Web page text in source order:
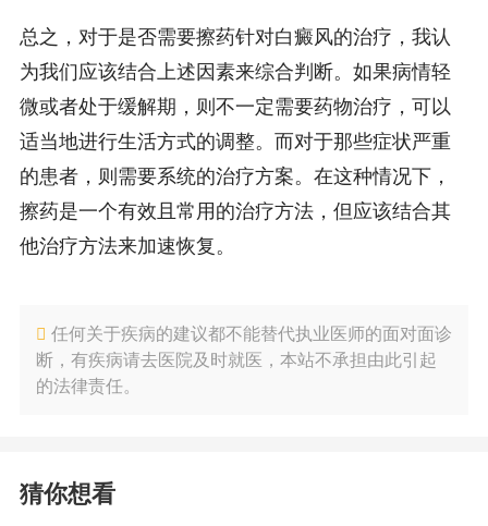
总之，对于是否需要擦药针对白癜风的治疗，我认
为我们应该结合上述因素来综合判断。如果病情轻
微或者处于缓解期，则不一定需要药物治疗，可以
适当地进行生活方式的调整。而对于那些症状严重
的患者，则需要系统的治疗方案。在这种情况下，
擦药是一个有效且常用的治疗方法，但应该结合其
他治疗方法来加速恢复。
任何关于疾病的建议都不能替代执业医师的面对面诊
断，有疾病请去医院及时就医，本站不承担由此引起
的法律责任。
猜你想看